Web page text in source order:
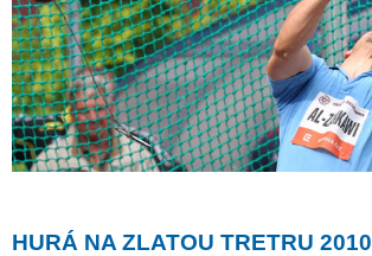
HURÁ NA ZLATOU TRETRU 2010